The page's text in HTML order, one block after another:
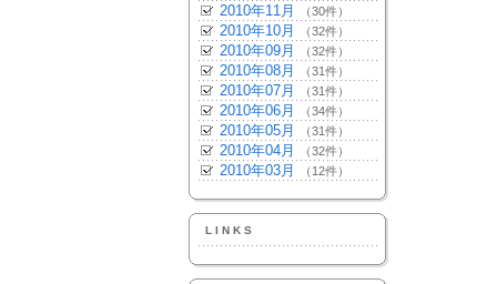
2010年11月 （30件）
2010年10月 （32件）
2010年09月 （32件）
2010年08月 （31件）
2010年07月 （31件）
2010年06月 （34件）
2010年05月 （31件）
2010年04月 （32件）
2010年03月 （12件）
LINKS